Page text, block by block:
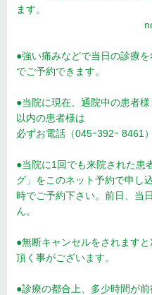
ます。
noreply-
●強い痛みなどで当日の診療
でご予約できます。
●当院に現在、通院中の患者
以内の患者様は
必ずお電話（045ｰ392ｰ 8461
●当院に1回でも来院された患
グ」をこのネット予約で申し
時でご予約下さい。前日、当
ん。
●無断キャンセルをされます
頂く事がございます。
●診療の都合上、多少時間が